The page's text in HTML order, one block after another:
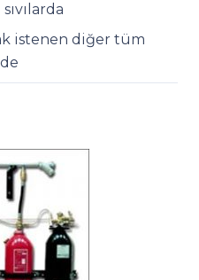
sıvılarda
istenen diğer tüm